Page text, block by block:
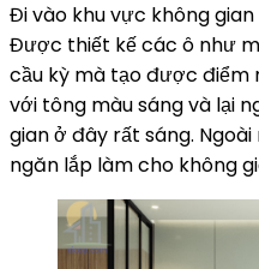
Đi vào khu vực không
Được thiết kế các ô như
cầu kỳ mà tạo được điểm
với tông màu sáng và lại
gian ở đây rất sáng.
ngăn lắp làm cho không